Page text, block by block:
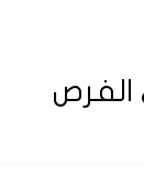
الفرص